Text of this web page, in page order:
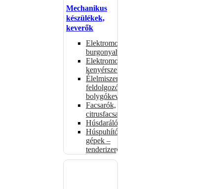
Mechanikus
készülékek,
keverők
Elektromos
burgonyahámozók
Elektromos
kenyérszeletelők
Élelmiszer-
feldolgozók –
bolygókeverők
Facsarók,
citrusfacsarók
Húsdarálók
Húspuhító
gépek –
tenderizerek